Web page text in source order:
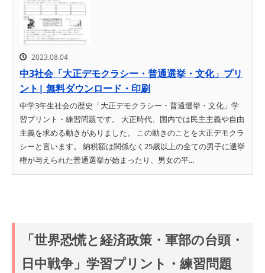
2023.08.04
中3社会「大正デモクラシー・普通選挙・文化」プリ
ント| 無料ダウンロード・印刷
中学3年生社会の歴史「大正デモクラシー・普通選挙・文化」学
習プリント・練習問題です。 大正時代、国内では民主主義や自由
主義を求める動きがありました。 この動きのことを大正デモクラ
シーと言います。 納税額は関係なく25歳以上の全ての男子に選挙
権が与えられた普通選挙が始まったり、男女の平...
「世界恐慌と経済政策・軍部の台頭・
日中戦争」学習プリント・練習問題